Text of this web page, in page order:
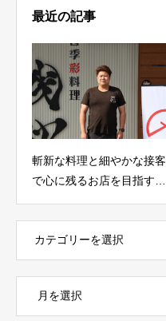
最近の記事
斬新な料理と細やかな接客
で心に残るお店を目指す
代表）